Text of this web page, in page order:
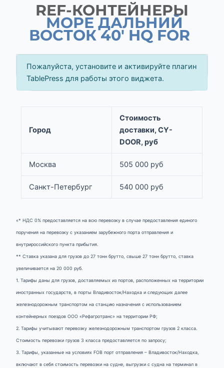
REF-КОНТЕЙНЕРЫ
МОРЕ ДАЛЬНИЙ
ВОСТОК 40' HQ FOR
Пожалуйста, установите и активируйте плагин
TablePress для работы этого виджета.
Город
Стоимость
доставки, CY-
DOOR, руб
Москва 505 000 руб
Санкт-Петербург 540 000 руб
«* НДС 0% предоставляется на всю перевозку в случае предоставления единого
поручения на перевозку с указанием зарубежного порта отправления и
внутрироссийского пункта прибытия.
** Ставка указана для грузов до 27 тонн брутто, свыше 27 тонн брутто, ставка
увеличивается на 20 000 руб.
1. Тарифы даны для грузов, доставляемых из портов, расположенных на территории
иностранных государств, в порты Владивосток/Находка и следующих далее
железнодорожным транспортом на станцию назначения с использованием
контейнерных поездов ООО «Рефагротранс» на территории РФ;
2. Тарифы учитывают перевозку железнодорожным транспортом грузов 2 класса.
Стоимость перевозки грузов 3 класса предоставляется по запросу;
3. Тарифы, указанные на условиях FOB порт отправления – Владивосток/Находка,
включают в себя стоимость перевозки на судне, выгрузки с судна на терминал в